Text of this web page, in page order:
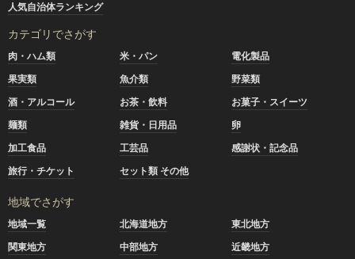
人気自治体ランキング
カテゴリでさがす
肉・ハム類 米・パン
電化製品
果実類
魚介類
野菜類
酒・アルコール
お茶・飲料
お菓子・スイーツ
麺類
雑貨・日用品
卵
加工食品
工芸品
感謝状・記念品
旅行・チケット
セット類 その他
地域でさがす
地域一覧 北海道地方
東北地方
関東地方
中部地方
近畿地方